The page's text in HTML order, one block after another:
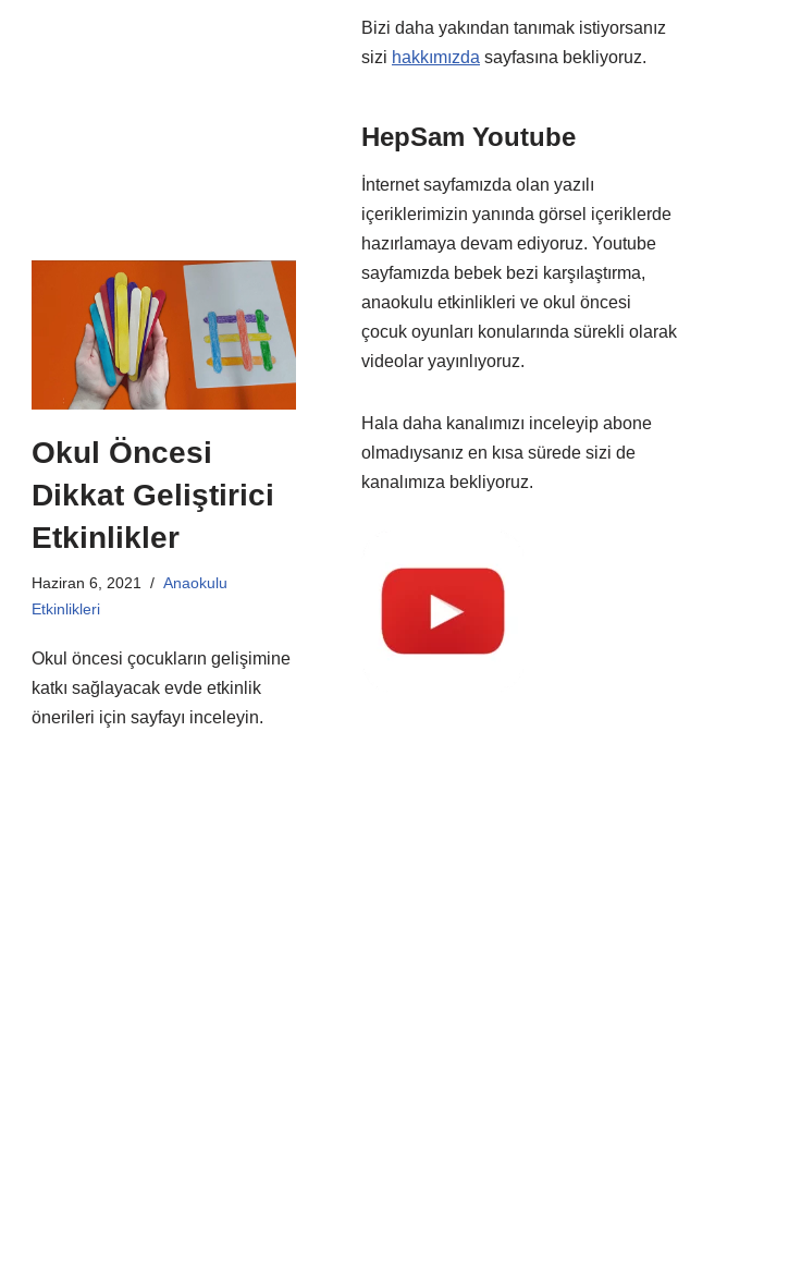
Okul Öncesi
Dikkat Geliştirici
Etkinlikler
Haziran 6, 2021
Anaokulu
Etkinlikleri
Okul öncesi çocukların gelişimine
katkı sağlayacak evde etkinlik
önerileri için sayfayı inceleyin.
Bizi daha yakından tanımak istiyorsanız
sizi hakkımızda sayfasına bekliyoruz.
HepSam Youtube
İnternet sayfamızda olan yazılı
içeriklerimizin yanında görsel içeriklerde
hazırlamaya devam ediyoruz. Youtube
sayfamızda bebek bezi karşılaştırma,
anaokulu etkinlikleri ve okul öncesi
çocuk oyunları konularında sürekli olarak
videolar yayınlıyoruz.
Hala daha kanalımızı inceleyip abone
olmadıysanız en kısa sürede sizi de
kanalımıza bekliyoruz.